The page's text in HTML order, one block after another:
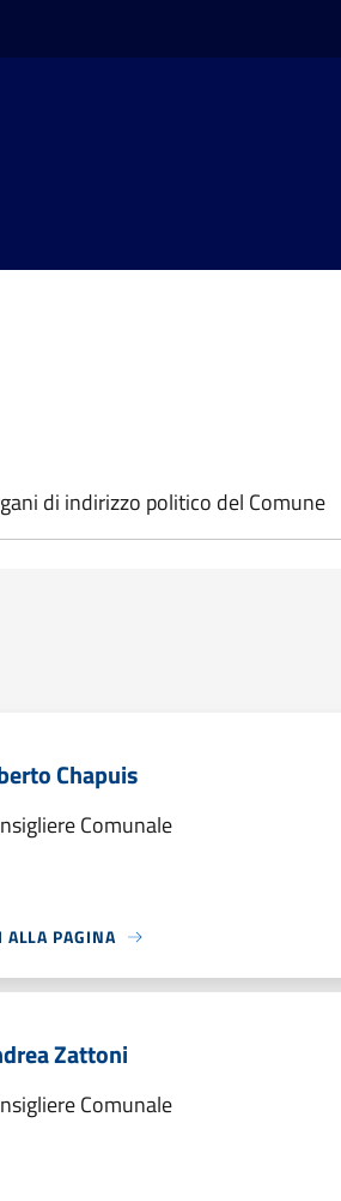
di indirizzo politico del Comune
Chapuis
Comunale
ALLA PAGINA
Zattoni
Comunale